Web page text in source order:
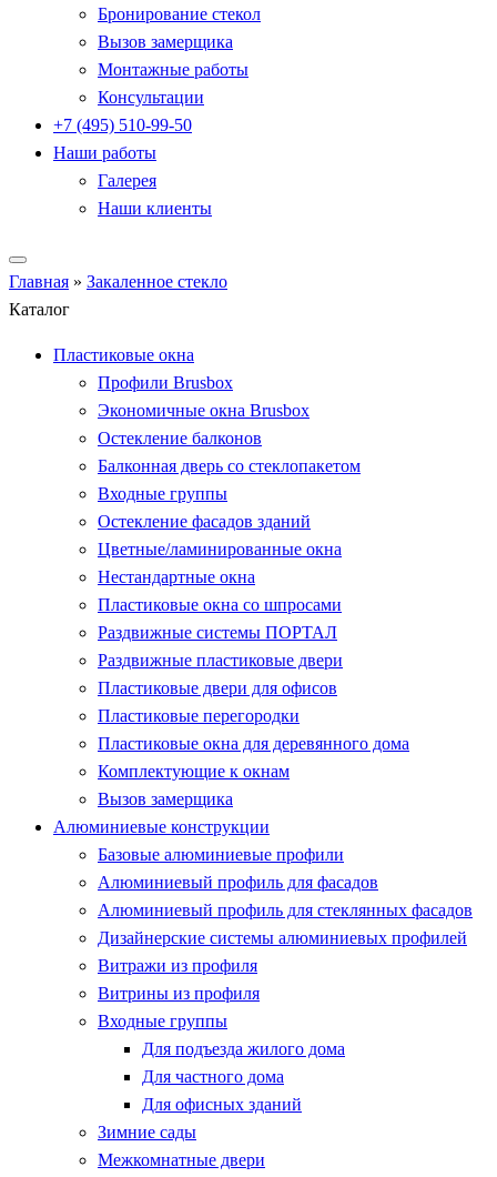
Бронирование стекол
Вызов замерщика
Монтажные работы
Консультации
+7 (495) 510-99-50
Наши работы
Галерея
Наши клиенты
Главная » Закаленное стекло
Каталог
Пластиковые окна
Профили Brusbox
Экономичные окна Brusbox
Остекление балконов
Балконная дверь со стеклопакетом
Входные группы
Остекление фасадов зданий
Цветные/ламинированные окна
Нестандартные окна
Пластиковые окна со шпросами
Раздвижные системы ПОРТАЛ
Раздвижные пластиковые двери
Пластиковые двери для офисов
Пластиковые перегородки
Пластиковые окна для деревянного дома
Комплектующие к окнам
Вызов замерщика
Алюминиевые конструкции
Базовые алюминиевые профили
Алюминиевый профиль для фасадов
Алюминиевый профиль для стеклянных фасадов
Дизайнерские системы алюминиевых профилей
Витражи из профиля
Витрины из профиля
Входные группы
Для подъезда жилого дома
Для частного дома
Для офисных зданий
Зимние сады
Межкомнатные двери